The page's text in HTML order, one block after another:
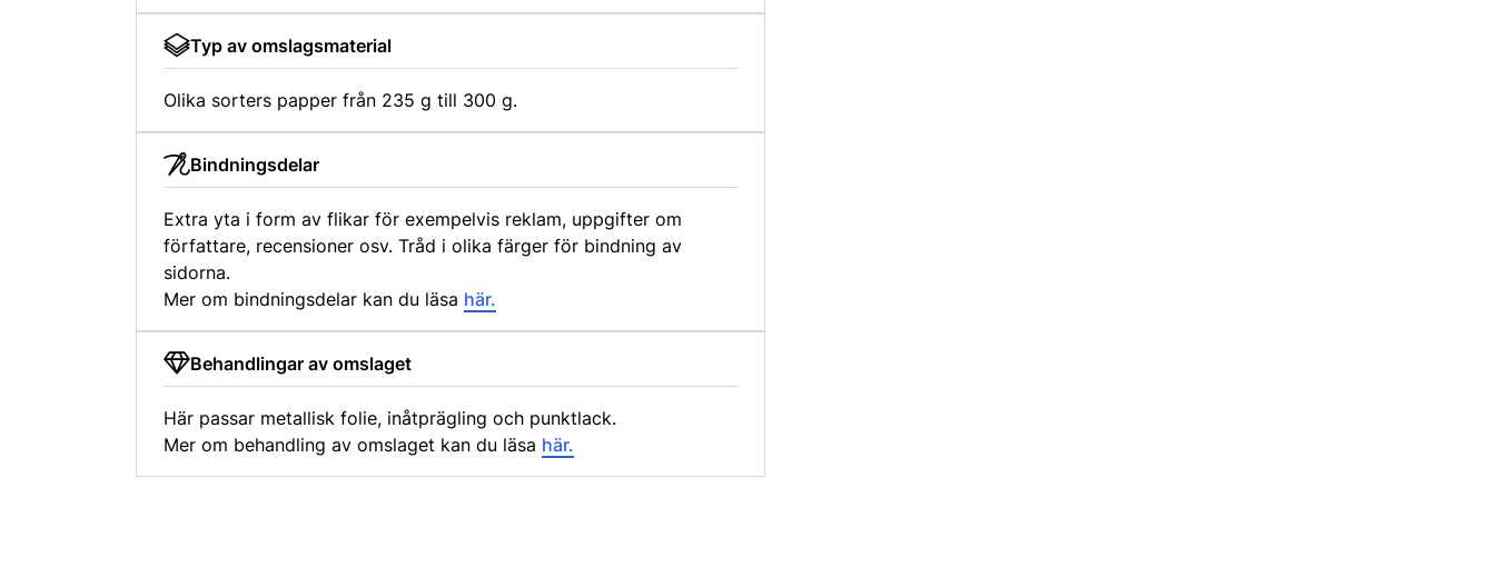
Typ av omslagsmaterial
Olika sorters papper från 235 g till 300 g.
Bindningsdelar
Extra yta i form av flikar för exempelvis reklam, uppgifter om
författare, recensioner osv. Tråd i olika färger för bindning av
sidorna.
Mer om bindningsdelar kan du läsa här.
Behandlingar av omslaget
Här passar metallisk folie, inåtprägling och punktlack.
Mer om behandling av omslaget kan du läsa här.